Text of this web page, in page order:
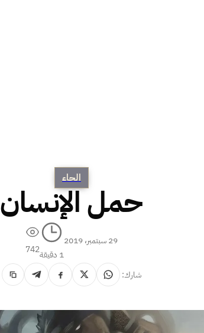
الحاء
حمل الإنسان
29 سبتمبر، 2019
1 دقيقة
742
شارك: